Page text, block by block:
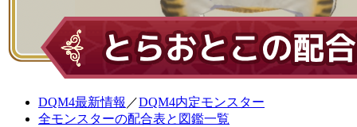
DQM4最新情報 ／DQM4内定モンスター
全モンスターの配合表と図鑑一覧